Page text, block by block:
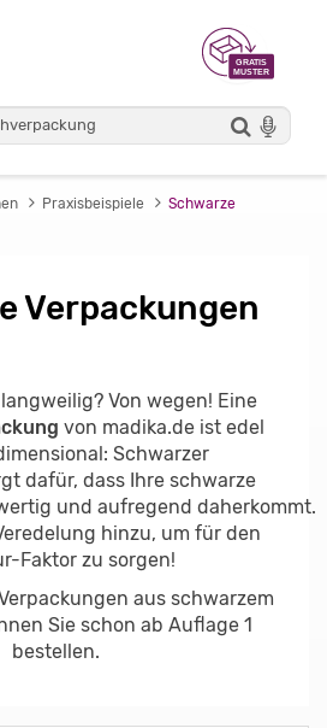
Praxisbeispiele
Schwarze
Verpackungen
Von wegen! Eine
von madika.de ist edel
Schwarzer
dafür, dass Ihre schwarze
und aufregend daherkommt.
hinzu, um für den
Faktor zu sorgen!
aus schwarzem
Sie schon ab Auflage 1
bestellen.